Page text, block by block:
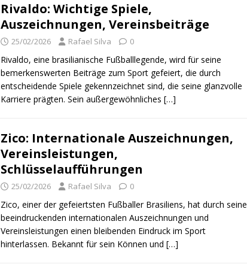
Rivaldo: Wichtige Spiele,
Auszeichnungen, Vereinsbeiträge
25/02/2026 Rafael Silva 0
Rivaldo, eine brasilianische Fußballlegende, wird für seine
bemerkenswerten Beiträge zum Sport gefeiert, die durch
entscheidende Spiele gekennzeichnet sind, die seine glanzvolle
Karriere prägten. Sein außergewöhnliches […]
Zico: Internationale Auszeichnungen,
Vereinsleistungen,
Schlüsselaufführungen
25/02/2026 Rafael Silva 0
Zico, einer der gefeiertsten Fußballer Brasiliens, hat durch seine
beeindruckenden internationalen Auszeichnungen und
Vereinsleistungen einen bleibenden Eindruck im Sport
hinterlassen. Bekannt für sein Können und […]